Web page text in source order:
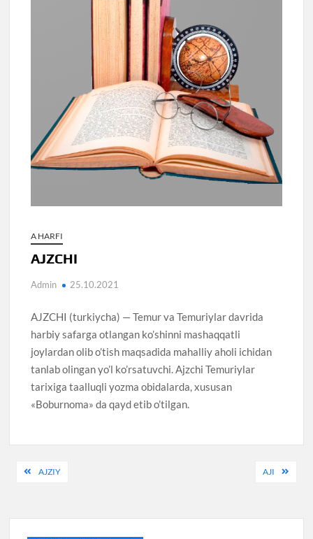
A HARFI
AJZCHI
Admin 25.10.2021
AJZCHI (turkiycha) — Temur va Temuriylar davrida
harbiy safarga otlangan ko’shinni mashaqqatli
joylardan olib o’tish maqsadida mahalliy aholi ichidan
tanlab olingan yo’l ko’rsatuvchi. Ajzchi Temuriylar
tarixiga taalluqli yozma obidalarda, xususan
«Boburnoma» da qayd etib o’tilgan.
PostAJZIY AJI